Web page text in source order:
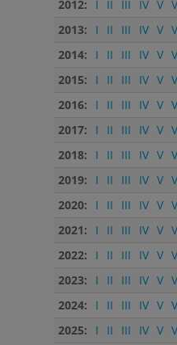
2012:
I II III IV V
2013:
I II III IV V
2014:
I II III IV V
2015:
I II III IV V
2016:
I II III IV V
2017:
I II III IV V
2018:
I II III IV V
2019:
I II III IV V
2020:
I II III IV V
2021:
I II III IV V
2022:
I II III IV V
2023:
I II III IV V
2024:
I II III IV V
2025:
I II III IV V